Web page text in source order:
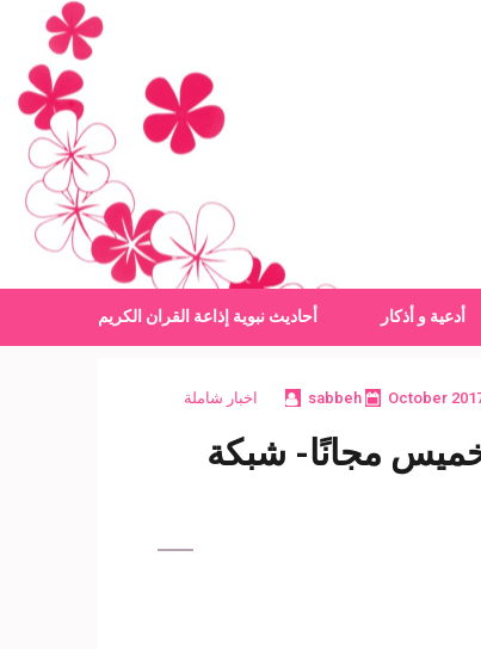
أدعية و أذكار أحاديث نبوية إذاعة القران الكريم
sabbeh اخبار شاملة
مجانًا- شبكة